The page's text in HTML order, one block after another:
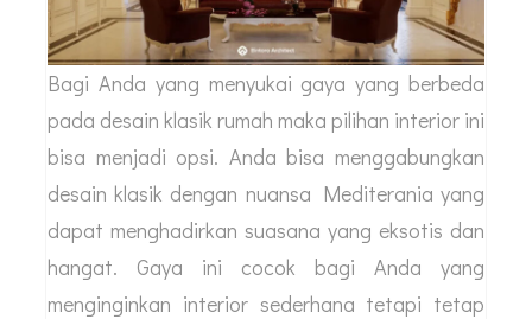
Bagi Anda yang menyukai gaya yang berbeda
pada desain klasik rumah maka pilihan interior ini
bisa menjadi opsi. Anda bisa menggabungkan
desain klasik dengan nuansa Mediterania yang
dapat menghadirkan suasana yang eksotis dan
hangat. Gaya ini cocok bagi Anda yang
menginginkan interior sederhana tetapi tetap